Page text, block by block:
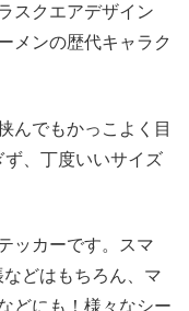
スクエアデザイン
メンの歴代キャラク
んでもかっこよく目
、丁度いいサイズ
ッカーです。スマ
どはもちろん、マ
どにも！様々なシー